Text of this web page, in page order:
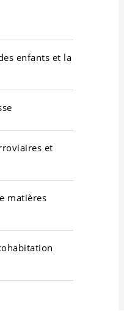
enfants et la
et
matières